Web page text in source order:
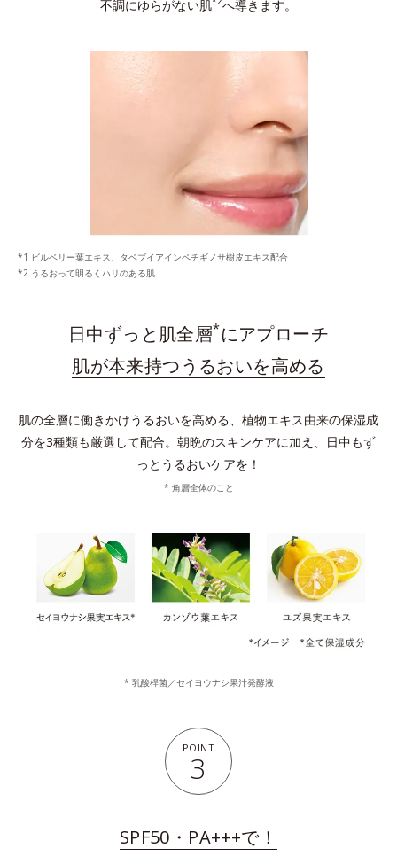
不調にゆらがない肌 へ導きます。
ビルベリー葉エキス、タベブイアインペチギノサ樹皮エキス配合
うるおって明るくハリのある肌
日中ずっと肌全層* にアプローチ
肌が本来持つうるおいを高める
肌の全層に働きかけうるおいを高める、植物エキス由来の保湿成
分を3種類も厳選して配合。 朝晩のスキンケアに加え、日中もず
っとうるおいケアを！
* 角層全体のこと
* 乳酸桿菌／セイヨウナシ果汁発酵液
POINT
3
SPF50・PA+++で！